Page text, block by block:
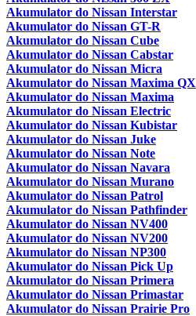
Akumulator do Nissan Interstar
Akumulator do Nissan GT-R
Akumulator do Nissan Cube
Akumulator do Nissan Cabstar
Akumulator do Nissan Micra
Akumulator do Nissan Maxima QX
Akumulator do Nissan Maxima
Akumulator do Nissan Electric
Akumulator do Nissan Kubistar
Akumulator do Nissan Juke
Akumulator do Nissan Note
Akumulator do Nissan Navara
Akumulator do Nissan Murano
Akumulator do Nissan Patrol
Akumulator do Nissan Pathfinder
Akumulator do Nissan NV400
Akumulator do Nissan NV200
Akumulator do Nissan NP300
Akumulator do Nissan Pick Up
Akumulator do Nissan Primera
Akumulator do Nissan Primastar
Akumulator do Nissan Prairie Pro